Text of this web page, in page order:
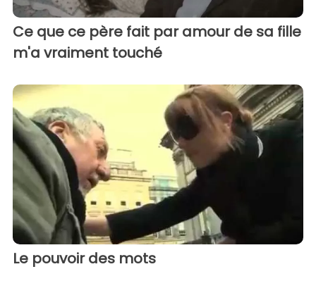
Ce que ce père fait par amour de sa fille
m'a vraiment touché
Le pouvoir des mots